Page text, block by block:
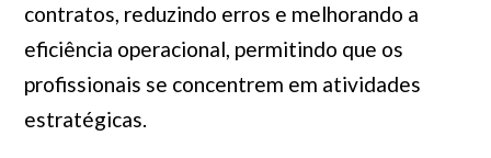
contratos, reduzindo erros e melhorando a
eficiência operacional, permitindo que os
profissionais se concentrem em atividades
estratégicas.